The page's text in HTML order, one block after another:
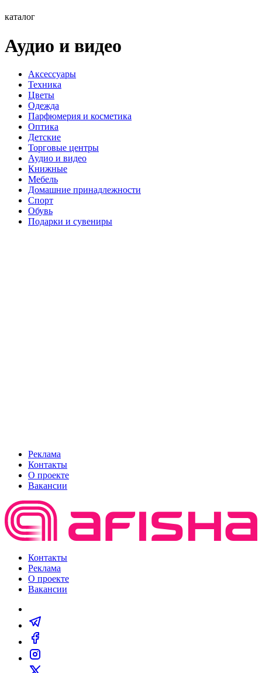
каталог
Аудио и видео
Аксессуары
Техника
Цветы
Одежда
Парфюмерия и косметика
Оптика
Детские
Торговые центры
Аудио и видео
Книжные
Мебель
Домашние принадлежности
Спорт
Обувь
Подарки и сувениры
Реклама
Контакты
О проекте
Вакансии
Контакты
Реклама
О проекте
Вакансии